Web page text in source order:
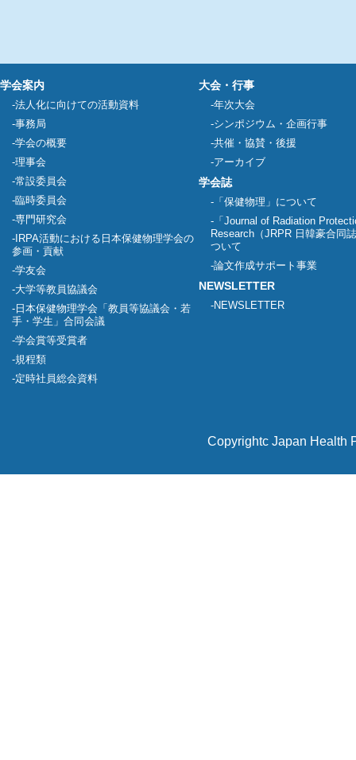
学会案内
法人化に向けての活動資料
事務局
学会の概要
理事会
常設委員会
臨時委員会
専門研究会
IRPA活動における日本保健物理学会の
参画・貢献
学友会
大学等教員協議会
日本保健物理学会「教員等協議会・若
手・学生」合同会議
学会賞等受賞者
規程類
定時社員総会資料
大会・行事
年次大会
シンポジウム・企画行事
共催・協賛・後援
アーカイブ
学会誌
「保健物理」について
「Journal of Radiation
Research（JRPR 日韓豪合同
ついて
論文作成サポート事業
NEWSLETTER
NEWSLETTER
Copyrightc Japan Health